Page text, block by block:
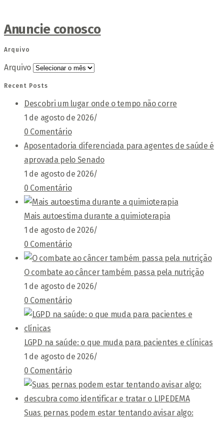
Anuncie conosco
Arquivo
Arquivo
Recent Posts
Descobri um lugar onde o tempo não corre
1 de agosto de 2026/
0 Comentário
Aposentadoria diferenciada para agentes de saúde é
aprovada pelo Senado
1 de agosto de 2026/
0 Comentário
Mais autoestima durante a quimioterapia
1 de agosto de 2026/
0 Comentário
O combate ao câncer também passa pela nutrição
1 de agosto de 2026/
0 Comentário
LGPD na saúde: o que muda para pacientes e clínicas
1 de agosto de 2026/
0 Comentário
Suas pernas podem estar tentando avisar algo: